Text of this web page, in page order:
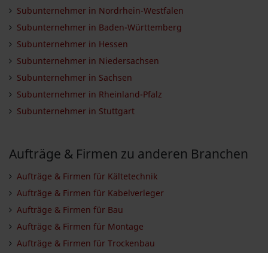
Subunternehmer in Nordrhein-Westfalen
Subunternehmer in Baden-Württemberg
Subunternehmer in Hessen
Subunternehmer in Niedersachsen
Subunternehmer in Sachsen
Subunternehmer in Rheinland-Pfalz
Subunternehmer in Stuttgart
Aufträge & Firmen zu anderen Branchen
Aufträge & Firmen für Kältetechnik
Aufträge & Firmen für Kabelverleger
Aufträge & Firmen für Bau
Aufträge & Firmen für Montage
Aufträge & Firmen für Trockenbau